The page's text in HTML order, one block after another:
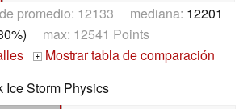
promedio: 12133 mediana: 12201
max: 12541 Points
+
Mostrar tabla de comparación
Ice Storm Physics